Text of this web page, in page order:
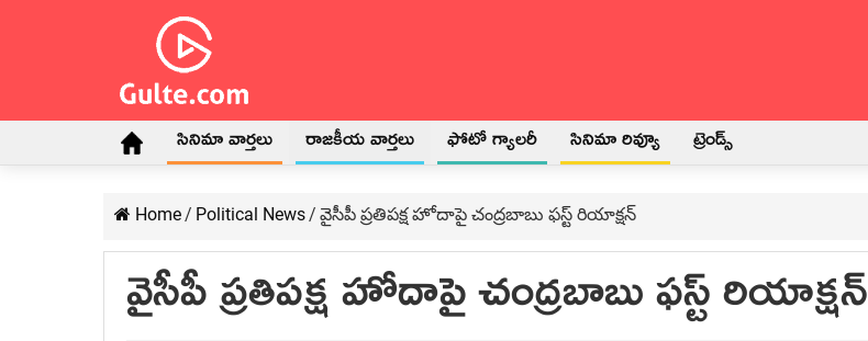
సినిమా వార్తలు రాజకీయ వార్తలు ఫోటో గ్యాలరీ సినిమా రివ్యూ ట్రెండ్స్
Home/ Political News/ వైసీపీ ప్రతిపక్ష హోదాపై చంద్రబాబు ఫస్ట్ రియాక్షన్
వైసీపీ ప్రతిపక్ష హోదాపై చంద్రబాబు ఫస్ట్ రియాక్షన్